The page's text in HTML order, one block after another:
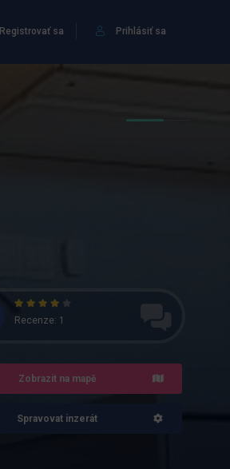
Prihlásiť sa
Registrovať sa
Recenze: 1
Zobrazit na mapě
Spravovat inzerát